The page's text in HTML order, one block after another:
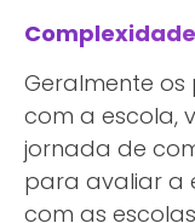
Geralmente
com a escola,
jornada de
para avaliar a
com as